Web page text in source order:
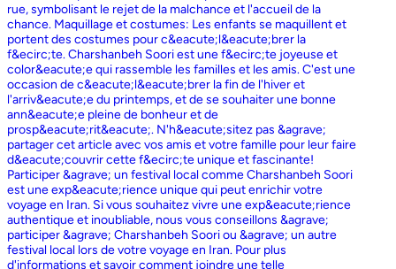
rue, symbolisant le rejet de la malchance et l'accueil de la
chance. Maquillage et costumes: Les enfants se maquillent et
portent des costumes pour c&eacute;l&eacute;brer la
f&ecirc;te. Charshanbeh Soori est une f&ecirc;te joyeuse et
color&eacute;e qui rassemble les familles et les amis. C'est une
occasion de c&eacute;l&eacute;brer la fin de l'hiver et
l'arriv&eacute;e du printemps, et de se souhaiter une bonne
ann&eacute;e pleine de bonheur et de
prosp&eacute;rit&eacute;. N'h&eacute;sitez pas &agrave;
partager cet article avec vos amis et votre famille pour leur faire
d&eacute;couvrir cette f&ecirc;te unique et fascinante!
Participer &agrave; un festival local comme Charshanbeh Soori
est une exp&eacute;rience unique qui peut enrichir votre
voyage en Iran. Si vous souhaitez vivre une exp&eacute;rience
authentique et inoubliable, nous vous conseillons &agrave;
participer &agrave; Charshanbeh Soori ou &agrave; un autre
festival local lors de votre voyage en Iran. Pour plus
d'informations et savoir comment joindre une telle